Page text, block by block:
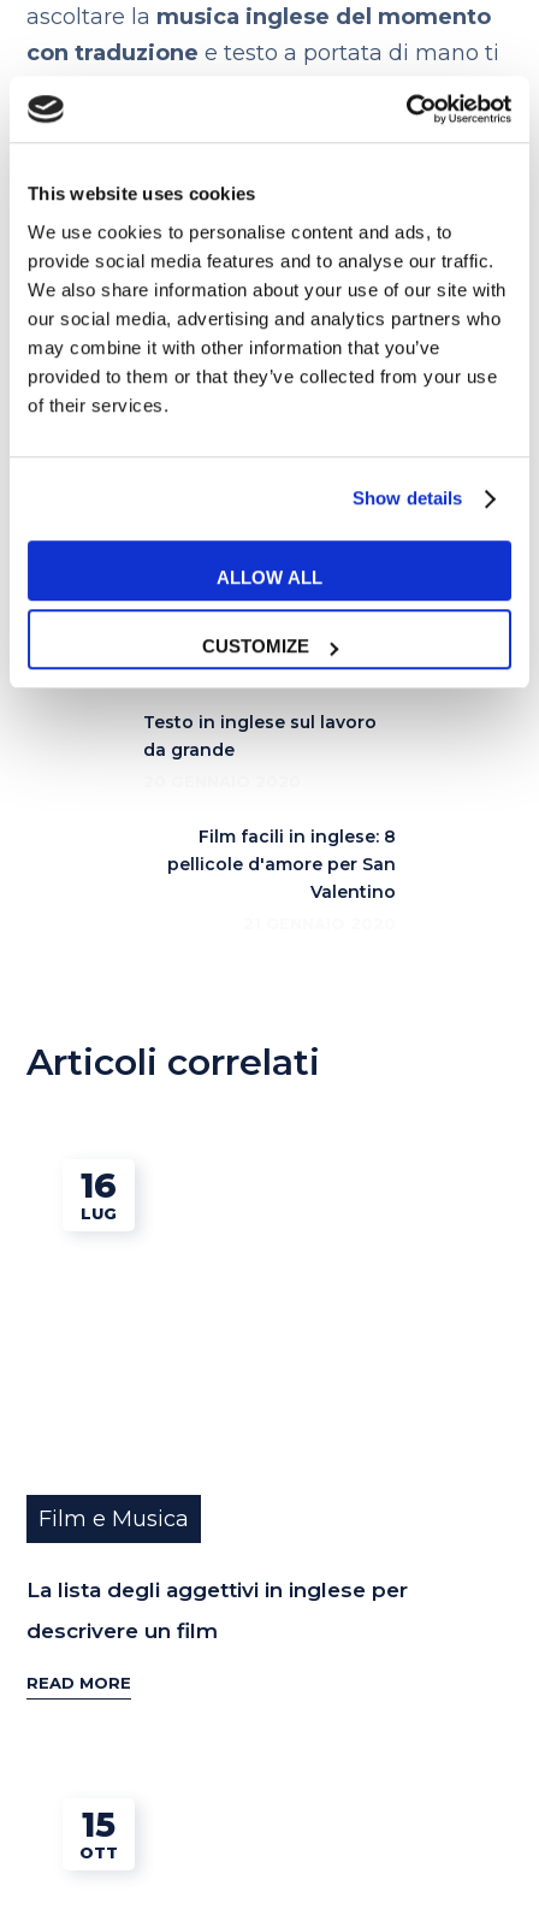
This website uses cookies
We use cookies to personalise content and ads, to
provide social media features and to analyse our traffic.
We also share information about your use of our site with
our social media, advertising and analytics partners who
may combine it with other information that you’ve
provided to them or that they’ve collected from your use
of their services.
Show details
ALLOW ALL
CUSTOMIZE
ascoltare la musica inglese del momento
con traduzione e testo a portata di mano ti
farà acquisire nuovi vocaboli, modi di dire,
espressioni che potrai riutilizzare facilmente
melodie piùcatchyti aiuteranno a
memorizzare il lessico: cosa significa
catchy?Scoprilo qui insieme a tanti altri
termini per parlare di musica in
inglese!Ovviamente nuove parole non
bastano da sole, ma hanno bisogno di
essere inserite nel contesto giusto nel modo
giusto e con la giusta grammatica. Come
può darti il
fluencynel parlato.
Testo in inglese sul lavoro
da grande
Film facili in inglese: 8
pellicole d'amore per San
Valentino
Articoli correlati
16
LUG
Film e Musica
La lista degli aggettivi in inglese per
descrivere un film
READ MORE
15
OTT